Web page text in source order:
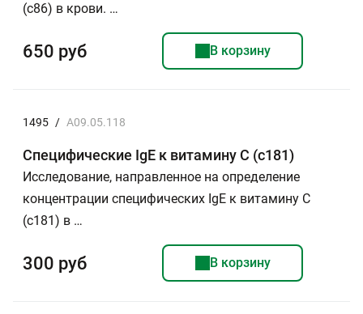
(с86) в крови. …
650 руб В корзину
1495 / A09.05.118
Специфические IgE к витамину С (c181)
Исследование, направленное на определение
концентрации специфических IgE к витамину С
(c181) в …
300 руб В корзину